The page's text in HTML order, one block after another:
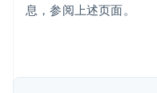
息，参阅上述页面。
巴西
比利时